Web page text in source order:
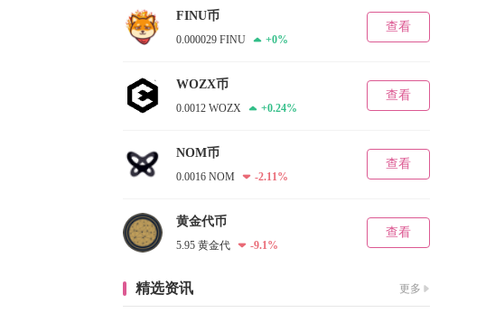
FINU币
0.000029 FINU +0%
查看
WOZX币
0.0012 WOZX +0.24%
查看
NOM币
0.0016 NOM -2.11%
查看
黄金代币
5.95 黄金代 -9.1%
查看
精选资讯 更多